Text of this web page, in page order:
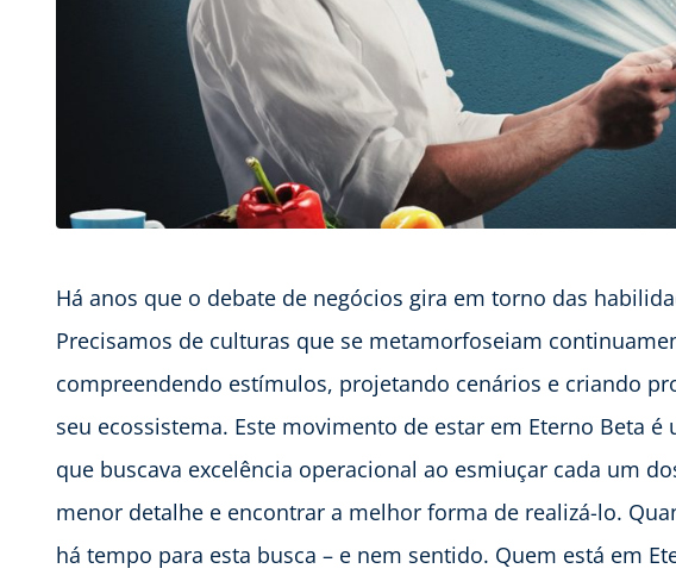
Há anos que o debate de negócios gira em torno das
Precisamos de culturas que se metamorfoseiam
compreendendo estímulos, projetando cenários e criando
seu ecossistema. Este movimento de estar em Eterno Beta
que buscava excelência operacional ao esmiuçar cada um
menor detalhe e encontrar a melhor forma de realizá-lo.
há tempo para esta busca – e nem sentido. Quem está em